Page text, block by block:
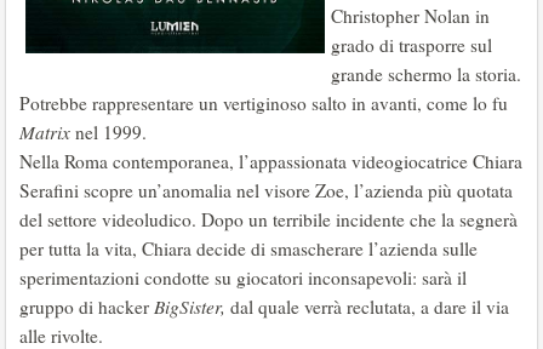
Christopher Nolan in
grado di trasporre sul
grande schermo la storia.
Potrebbe rappresentare un vertiginoso salto in avanti, come lo fu
Matrix nel 1999.
Nella Roma contemporanea, l’appassionata videogiocatrice Chiara
Serafini scopre un’anomalia nel visore Zoe, l’azienda più quotata
del settore videoludico. Dopo un terribile incidente che la segnerà
per tutta la vita, Chiara decide di smascherare l’azienda sulle
sperimentazioni condotte su giocatori inconsapevoli: sarà il
gruppo di hacker BigSister, dal quale verrà reclutata, a dare il via
alle rivolte.